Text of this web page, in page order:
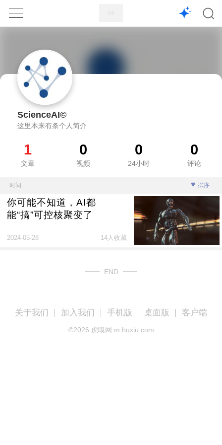
1X
ScienceAI©
这里本来有条个人简介
1
文章
0
视频
0
24小时
0
评论
时间 排序
你可能不知道，AI都
能“搞”可控核聚变了
2024-05-28 14人收藏
END
关于我们 加入我们 手机版 桌面版 客户端
©2026 虎嗅网 m.huxiu.com